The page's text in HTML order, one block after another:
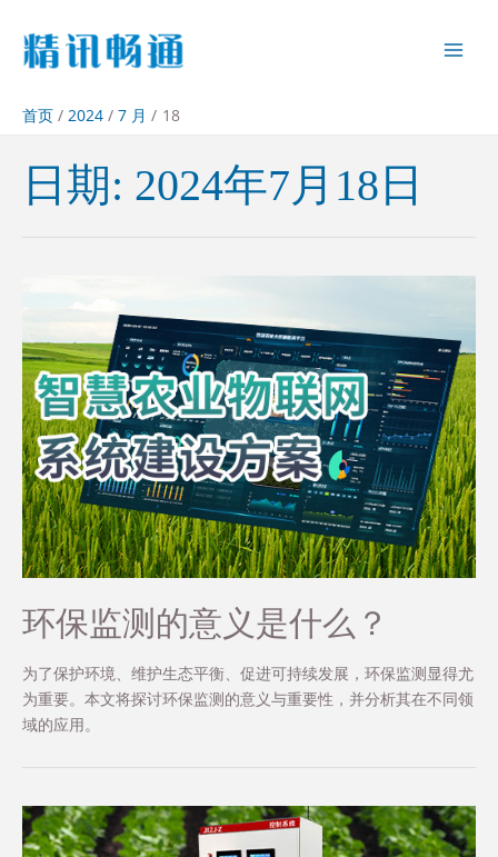
首页 2024 7 月 18
日期: 2024年7月18日
环保监测的意义是什么？
为了保护环境、维护生态平衡、促进可持续发展，环保监测显得尤
为重要。本文将探讨环保监测的意义与重要性，并分析其在不同领
域的应用。